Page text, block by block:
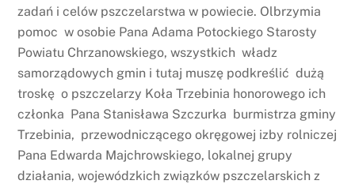
zadań i celów pszczelarstwa w powiecie. Olbrzymia
pomoc w osobie Pana Adama Potockiego Starosty
Powiatu Chrzanowskiego, wszystkich władz
samorządowych gmin i tutaj muszę podkreślić dużą
troskę o pszczelarzy Koła Trzebinia honorowego ich
członka Pana Stanisława Szczurka burmistrza gminy
Trzebinia, przewodniczącego okręgowej izby rolniczej
Pana Edwarda Majchrowskiego, lokalnej grupy
działania, wojewódzkich związków pszczelarskich z